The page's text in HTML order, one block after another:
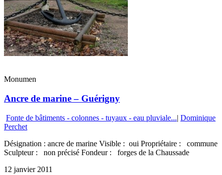
Monumen
Ancre de marine – Guérigny
Fonte de bâtiments - colonnes - tuyaux - eau pluviale...| Dominique
Perchet
Désignation : ancre de marine Visible : oui Propriétaire : commune
Sculpteur : non précisé Fondeur : forges de la Chaussade
12 janvier 2011